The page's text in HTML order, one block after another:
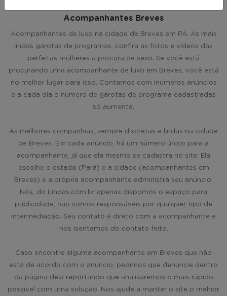
Acompanhantes Breves
Acompanhantes de luxo na cidade de Breves em PA. As mais
lindas garotas de programas, confira as fotos e vídeos das
perfeitas mulheres a procura de sexo. Se você está
procurando uma acompanhante de luxo em Breves, você está
no melhor lugar para isso. Contamos com inúmeros anúncios
e a cada dia o número de garotas de programa cadastradas
só aumenta.
As melhores companhias, sempre discretas e lindas na cidade
de Breves. Em cada anúncio, há um número único para a
acompanhante, já que ela mesmo se cadastra no site. Ela
escolhe o estado (Pará) e a cidade (acompanhantes em
Breves) e a própria acompanhante administra seu anúncio.
Nós, do Lindas.com.br apenas dispomos o espaço para
publicidade, não somos responsáveis por qualquer tipo de
intermediação. Seu contato é direto com a acompanhante e
nos isentamos do contato feito.
Caso encontre alguma acompanhante em Breves que não
está de acordo com o anúncio, pedimos que denuncie dentro
da página dela reportando que analisaremos o mais rápido
possível com uma solução. Nos ajude a manter o site o melhor